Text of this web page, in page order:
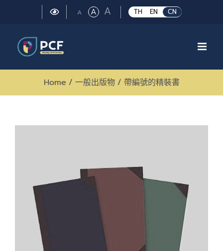
TH EN CN
A Small
ARegular
ALarge
font
Home / 一般出版物 / 帶編號的精裝書